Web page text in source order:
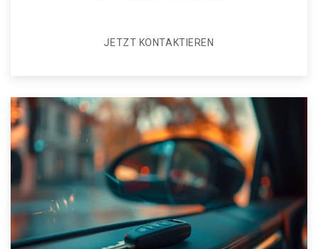
JETZT KONTAKTIEREN